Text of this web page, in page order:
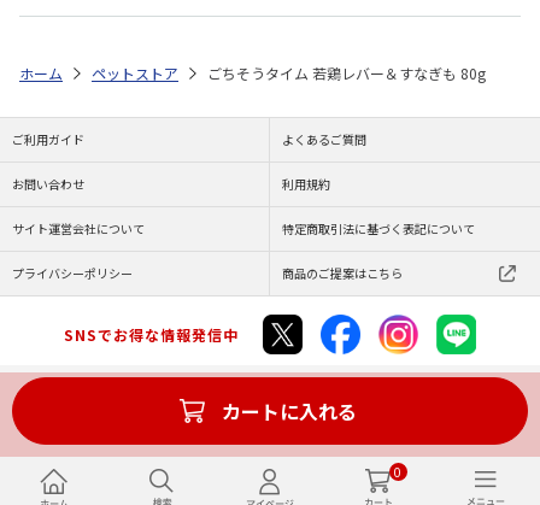
0
カートに入れる
ホーム ペットストア ごちそうタイム 若鶏レバー＆すなぎも 80g
ご利用ガイド よくあるご質問
お問い合わせ 利用規約
サイト運営会社について 特定商取引法に基づく表記について
プライバシーポリシー 商品のご提案はこちら
SNSでお得な情報発信中